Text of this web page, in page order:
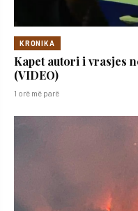
KRONIKA
Kapet autori i vrasjes
(VIDEO)
1 orë më parë